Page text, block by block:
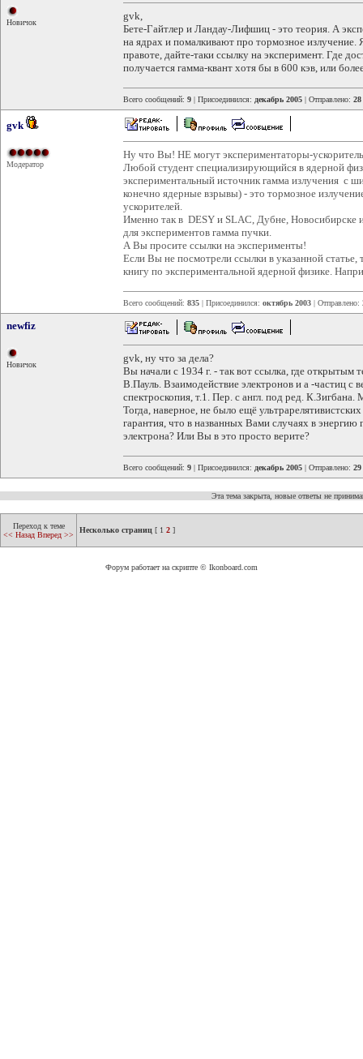
Новичок
gvk,
Бете-Гайтлер и Ландау-Лифшиц - это теория. А
на ядрах и помалкивают про тормозное излучение.
правоте, дайте-таки ссылку на эксперимент. Где
получается гамма-квант хотя бы в 600 кэв, или
Всего сообщений: 9 | Присоединился: декабрь 2005 | Отправлено: 28
gvk
Модератор
Ну что Вы! НЕ могут экспериментаторы-
Любой студент специализирующийся в ядерной
экспериментальный источник гамма излучения с
конечно ядерные взрывы) - это тормозное
ускорителей.
Именно так в DESY и SLAC, Дубне, Новосибирске
для экспериментов гамма пучки.
А Вы просите ссылки на эксперименты!
Если Вы не посмотрели ссылки в указанной
книгу по экспериментальной ядерной физике.
Всего сообщений: 835 | Присоединился: октябрь 2003 | Отправлено:
newfiz
Новичок
gvk, ну что за дела?
Вы начали с 1934 г. - так вот ссылка, где открытым
В.Пауль. Взаимодействие электронов и a -частиц с
спектроскопия, т.1. Пер. с англ. под ред.
Тогда, наверное, не было ещё
гарантия, что в названных Вами случаях в
электрона? Или Вы в это просто верите?
Всего сообщений: 9 | Присоединился: декабрь 2005 | Отправлено: 29
Эта тема закрыта, новые ответы не
Переход к теме
<< Назад Вперед >>
Несколько страниц [ 1 2 ]
Форум работает на скрипте © Ikonboard.com